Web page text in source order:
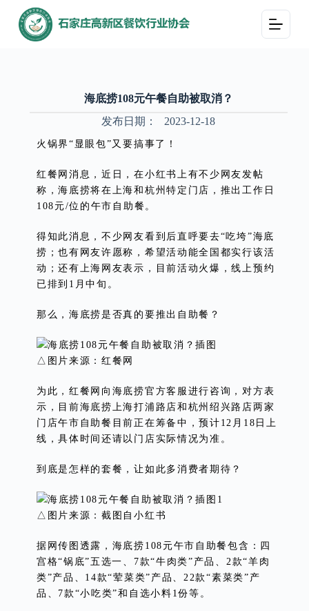
跳
过
海底捞108元午餐自助被取消？
发布日期：
2023-12-18
火锅界“显眼包”又要搞事了！
红餐网消息，近日，在小红书上有不少网友发帖
称，海底捞将在上海和杭州特定门店，推出工作日
108元/位的午市自助餐。
得知此消息，不少网友看到后直呼要去“吃垮”海底
捞；也有网友许愿称，希望活动能全国都实行该活
动；还有上海网友表示，目前活动火爆，线上预约
已排到1月中旬。
那么，海底捞是否真的要推出自助餐？
△图片来源：红餐网
为此，红餐网向海底捞官方客服进行咨询，对方表
示，目前海底捞上海打浦路店和杭州绍兴路店两家
门店午市自助餐目前正在筹备中，预计12月18日上
线，具体时间还请以门店实际情况为准。
到底是怎样的套餐，让如此多消费者期待？
△图片来源：截图自小红书
据网传图透露，海底捞108元午市自助餐包含：四
宫格“锅底”五选一、7款“牛肉类”产品、2款“羊肉
类”产品、14款“荤菜类”产品、22款“素菜类”产
品、7款“小吃类”和自选小料1份等。